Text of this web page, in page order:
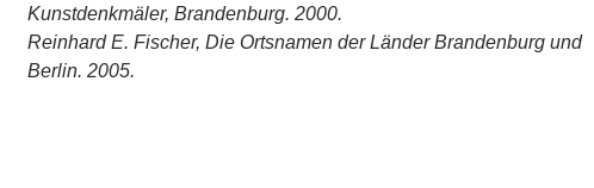
Kunstdenkmäler, Brandenburg. 2000.
Reinhard E. Fischer, Die Ortsnamen der Länder Brandenburg und
Berlin. 2005.